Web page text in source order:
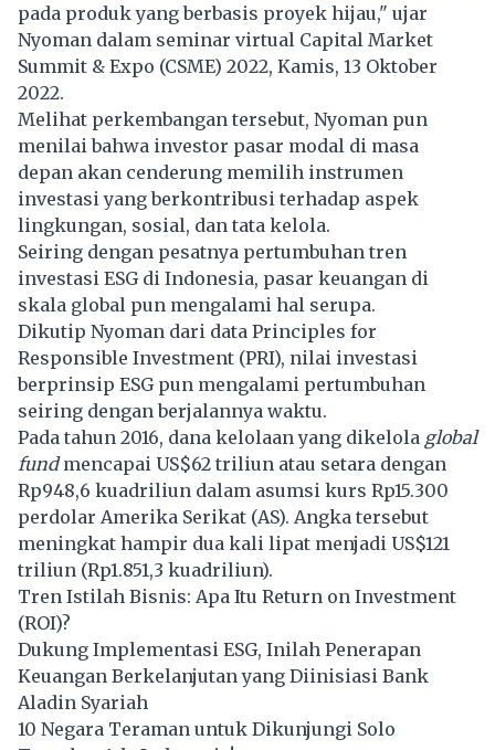
pada produk yang berbasis proyek hijau," ujar
Nyoman dalam seminar virtual Capital Market
Summit & Expo (CSME) 2022, Kamis, 13 Oktober
2022.
Melihat perkembangan tersebut, Nyoman pun
menilai bahwa investor pasar modal di masa
depan akan cenderung memilih instrumen
investasi yang berkontribusi terhadap aspek
lingkungan, sosial, dan tata kelola.
Seiring dengan pesatnya pertumbuhan tren
investasi ESG di Indonesia, pasar keuangan di
skala global pun mengalami hal serupa.
Dikutip Nyoman dari data Principles for
Responsible Investment (PRI), nilai investasi
berprinsip ESG pun mengalami pertumbuhan
seiring dengan berjalannya waktu.
Pada tahun 2016, dana kelolaan yang dikelola global
fundmencapai US$62 triliun atau setara dengan
Rp948,6 kuadriliun dalam asumsi kurs Rp15.300
perdolar Amerika Serikat (AS). Angka tersebut
meningkat hampir dua kali lipat menjadi US$121
triliun (Rp1.851,3 kuadriliun).
Tren Istilah Bisnis: Apa Itu Return on Investment
(ROI)?
Dukung Implementasi ESG, Inilah Penerapan
Keuangan Berkelanjutan yang Diinisiasi Bank
Aladin Syariah
10 Negara Teraman untuk Dikunjungi Solo